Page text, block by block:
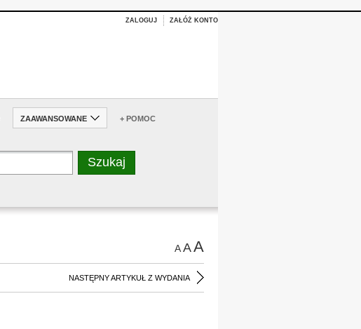
ZALOGUJ ZAŁÓŻ KONTO
ZAAWANSOWANE + POMOC
AAA
NASTĘPNY ARTYKUŁ Z WYDANIA